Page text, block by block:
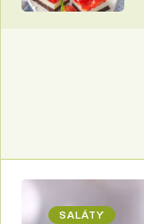
SALÁTY